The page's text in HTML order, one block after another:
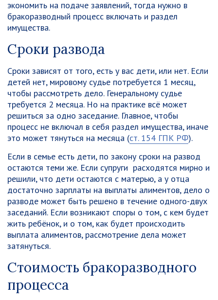
экономить на подаче заявлений, тогда нужно в
бракоразводный процесс включать и раздел
имущества.
Сроки развода
Сроки зависят от того, есть у вас дети, или нет. Если
детей нет, мировому судье потребуется 1 месяц,
чтобы рассмотреть дело. Генеральному судье
требуется 2 месяца. Но на практике всё может
решиться за одно заседание. Главное, чтобы
процесс не включал в себя раздел имущества, иначе
это может тянуться на месяца (ст. 154 ГПК РФ).
Если в семье есть дети, по закону сроки на развод
остаются теми же. Если супруги расходятся мирно и
решили, что дети остаются с матерью, а у отца
достаточно зарплаты на выплаты алиментов, дело о
разводе может быть решено в течение одного-двух
заседаний. Если возникают споры о том, с кем будет
жить ребёнок, и о том, как будет происходить
выплата алиментов, рассмотрение дела может
затянуться.
Стоимость бракоразводного
процесса